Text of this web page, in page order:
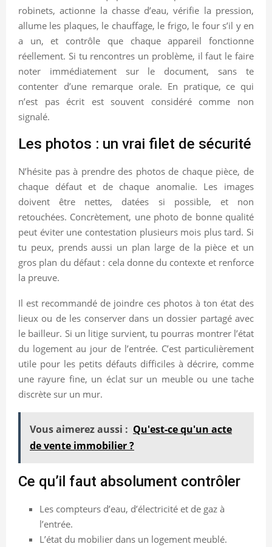
robinets, actionne la chasse d’eau, vérifie la pression,
allume les plaques, le chauffage, le frigo, le four s’il y en
a un, et contrôle que chaque appareil fonctionne
réellement. Si tu rencontres un problème, il faut le faire
noter immédiatement sur le document, sans te
contenter d’une remarque orale. En pratique, ce qui
n’est pas écrit est souvent considéré comme non
signalé.
Les photos : un vrai filet de sécurité
N’hésite pas à prendre des photos de chaque pièce, de
chaque défaut et de chaque anomalie. Les images
doivent être nettes, datées si possible, et non
retouchées. Concrètement, une photo de bonne qualité
peut éviter une contestation plusieurs mois plus tard. Si
tu peux, prends aussi un plan large de la pièce et un
gros plan du défaut : cela donne du contexte et renforce
la preuve.
Il est recommandé de joindre ces photos à ton état des
lieux ou de les conserver dans un dossier partagé avec
le bailleur. Si un litige survient, tu pourras montrer l’état
du logement au jour de l’entrée. C’est particulièrement
utile pour les petits défauts difficiles à décrire, comme
une rayure fine, un éclat sur un meuble ou une tache
discrète sur un mur.
Vous aimerez aussi : Qu'est-ce qu'un acte
de vente immobilier ?
Ce qu’il faut absolument contrôler
Les compteurs d’eau, d’électricité et de gaz à
l’entrée.
L’état du mobilier dans un logement meublé.